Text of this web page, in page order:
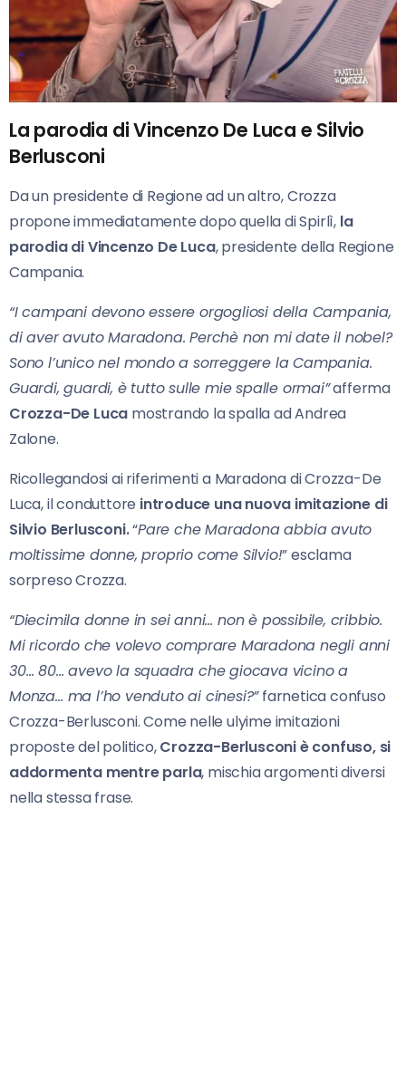
La parodia di Vincenzo De Luca e Silvio
Berlusconi
Da un presidente di Regione ad un altro, Crozza
propone immediatamente dopo quella di Spirlì, la
parodia di Vincenzo De Luca, presidente della Regione
Campania.
“I campani devono essere orgogliosi della Campania,
di aver avuto Maradona. Perchè non mi date il nobel?
Sono l’unico nel mondo a sorreggere la Campania.
Guardi, guardi, è tutto sulle mie spalle ormai”afferma
Crozza-De Luca mostrando la spalla ad Andrea
Zalone.
Ricollegandosi ai riferimenti a Maradona di Crozza-De
Luca, il conduttore introduce una nuova imitazione di
Silvio Berlusconi.“Pare che Maradona abbia avuto
moltissime donne, proprio come Silvio!” esclama
sorpreso Crozza.
“Diecimila donne in sei anni… non è possibile, cribbio.
Mi ricordo che volevo comprare Maradona negli anni
30… 80… avevo la squadra che giocava vicino a
Monza… ma l’ho venduto ai cinesi?”farnetica confuso
Crozza-Berlusconi. Come nelle ulyime imitazioni
proposte del politico,Crozza-Berlusconi è confuso, si
addormenta mentre parla, mischia argomenti diversi
nella stessa frase.